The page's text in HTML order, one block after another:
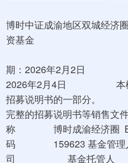
博时中证成渝地区双城经济
资基金 基金产
编
期：2026年2
2026年2月4日 本概要
招募说明书的一部分。
完整的招募说明书等销售文
称 博时成渝经济
码 159623 基金管理
司 基金托管人 招